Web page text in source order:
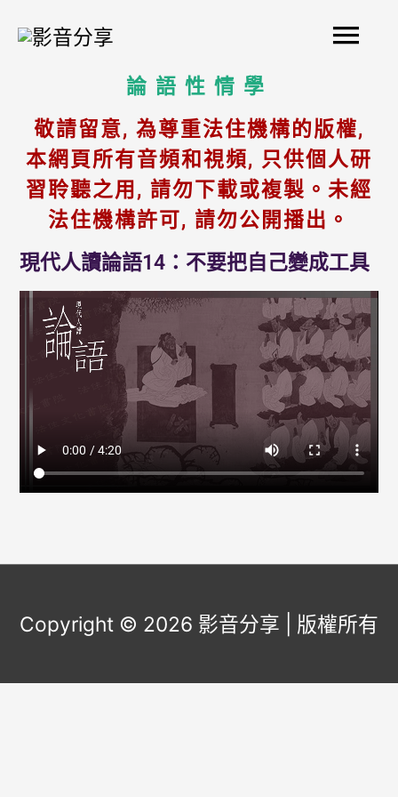
to
論語性情學
敬請留意, 為尊重法住機構的版權,
本網頁所有音頻和視頻, 只供個人研
習聆聽之用, 請勿下載或複製。未經
法住機構許可, 請勿公開播出。
現代人讀論語14：不要把自己變成工具
Copyright © 2026 影音分享 | 版權所有